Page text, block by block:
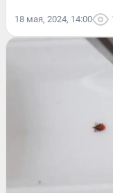
18 мая, 2024, 14:00